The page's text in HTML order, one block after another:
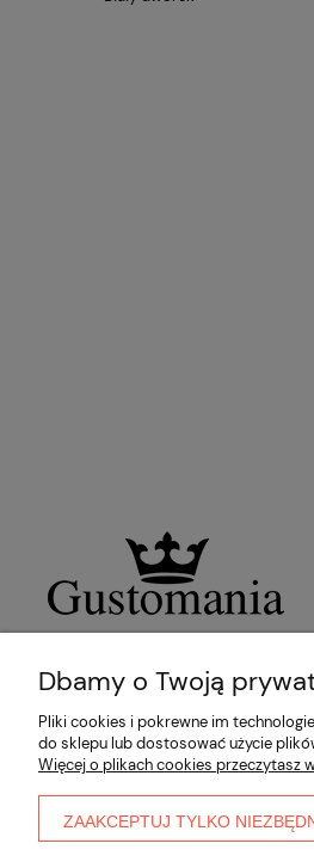
Dbamy o Twoją
Pliki cookies i pokrewne im
do sklepu lub dostosować użycie
Więcej o plikach cookies przeczytasz
ZAAKCEPTUJ TYLKO